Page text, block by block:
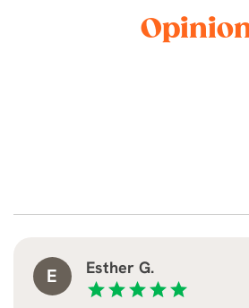
E
Esther G.
starstarstarstarstar